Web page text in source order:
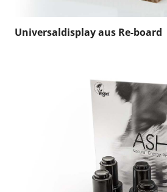
Universaldisplay aus Re-board